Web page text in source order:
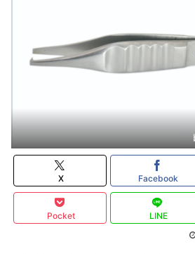
X Facebook
Pocket LINE